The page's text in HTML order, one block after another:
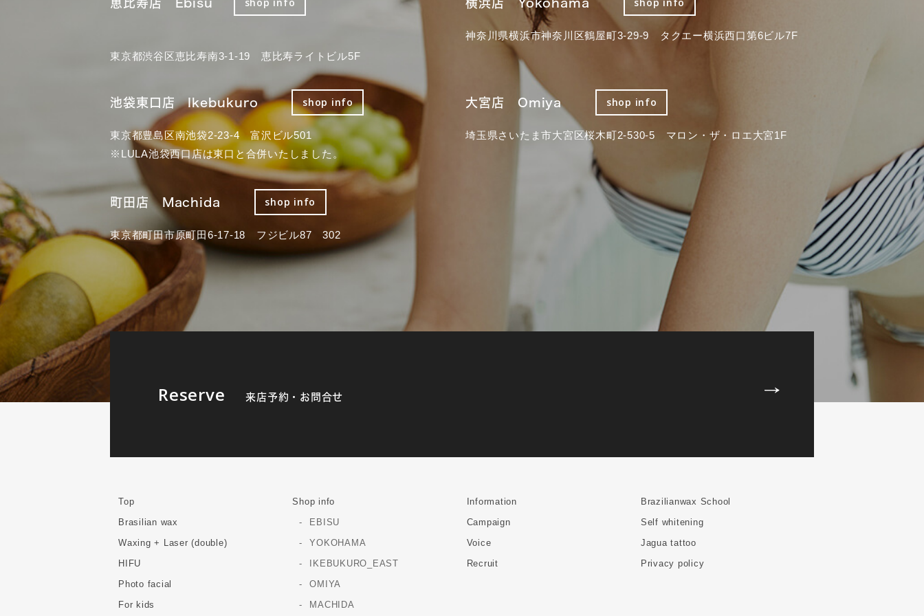
東京都渋谷区恵比寿南3-1-19 恵比寿ライトビル5F
神奈川県横浜市神奈川区鶴屋町3-29-9 タクエー横浜西口第6ビル7F
池袋東口店 Ikebukuro shop info
東京都豊島区南池袋2-23-4 富沢ビル501
※LULA池袋西口店は東口と合併いたしました。
大宮店 Omiya shop info
埼玉県さいたま市大宮区桜木町2-530-5 マロン・ザ・ロエ大宮1F
町田店 Machida shop info
東京都町田市原町田6-17-18 フジビル87 302
Reserve 来店予約・お問合せ
Top
Brasilian wax
Waxing + Laser (double)
HIFU
Photo facial
For kids
Shop info
EBISU
YOKOHAMA
IKEBUKURO_EAST
OMIYA
MACHIDA
Information
Campaign
Voice
Recruit
Brazilianwax School
Self whitening
Jagua tattoo
Privacy policy